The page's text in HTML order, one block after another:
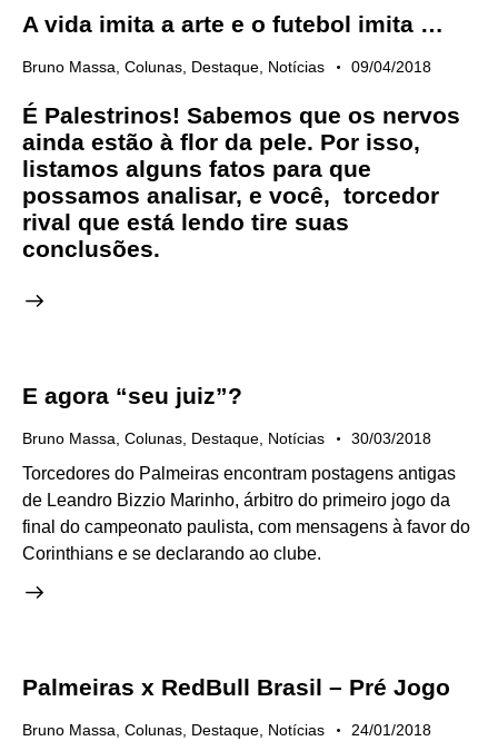
A vida imita a arte e o futebol imita …
Bruno Massa Colunas Destaque Notícias 09/04/2018
É Palestrinos! Sabemos que os nervos
ainda estão à flor da pele. Por isso,
listamos alguns fatos para que
possamos analisar, e você, torcedor
rival que está lendo tire suas
conclusões.
E agora “seu juiz”?
Bruno Massa Colunas Destaque Notícias 30/03/2018
Torcedores do Palmeiras encontram postagens antigas
de Leandro Bizzio Marinho, árbitro do primeiro jogo da
final do campeonato paulista, com mensagens à favor do
Corinthians e se declarando ao clube.
Palmeiras x RedBull Brasil – Pré Jogo
Bruno Massa, Colunas, Destaque, Notícias 24/01/2018